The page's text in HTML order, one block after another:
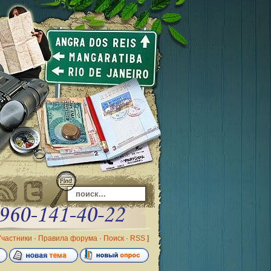
· Правила форума · Поиск · RSS ]